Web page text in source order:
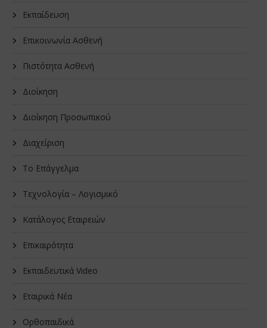
Εκπαίδευση
Επικοινωνία Ασθενή
Πιστότητα Ασθενή
Διοίκηση
Διοίκηση Προσωπικού
Διαχείριση
Το Επάγγελμα
Τεχνολογία – Λογισμικό
Κατάλογος Εταιρειών
Επικαιρότητα
Εκπαιδευτικά Video
Εταιρικά Νέα
Oρθοπαιδικά